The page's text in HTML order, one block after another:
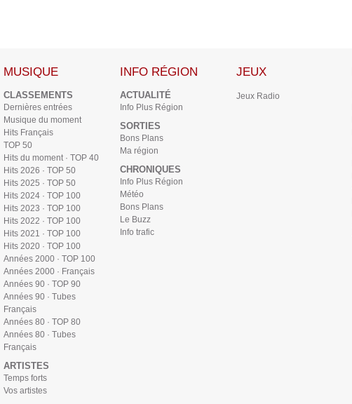
MUSIQUE
CLASSEMENTS
Dernières entrées
Musique du moment
Hits Français
TOP 50
Hits du moment · TOP 40
Hits 2026 · TOP 50
Hits 2025 · TOP 50
Hits 2024 · TOP 100
Hits 2023 · TOP 100
Hits 2022 · TOP 100
Hits 2021 · TOP 100
Hits 2020 · TOP 100
Années 2000 · TOP 100
Années 2000 · Français
Années 90 · TOP 90
Années 90 · Tubes
Français
Années 80 · TOP 80
Années 80 · Tubes
Français
ARTISTES
Temps forts
Vos artistes
INFO RÉGION
ACTUALITÉ
Info Plus Région
SORTIES
Bons Plans
Ma région
CHRONIQUES
Info Plus Région
Météo
Bons Plans
Le Buzz
Info trafic
JEUX
Jeux Radio